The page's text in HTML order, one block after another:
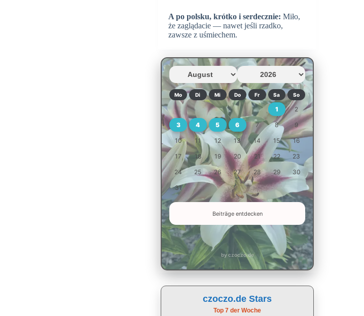
A po polsku, krótko i serdecznie: Miło,
że zaglądacie — nawet jeśli rzadko,
zawsze z uśmiechem.
Mo Di Mi Do Fr Sa So
1 2
3 4 5 6 7 8 9
10 11 12 13 14 15 16
17 18 19 20 21 22 23
24 25 26 27 28 29 30
31
Beiträge entdecken
by czoczo.de
czoczo.de Stars
Top 7 der Woche